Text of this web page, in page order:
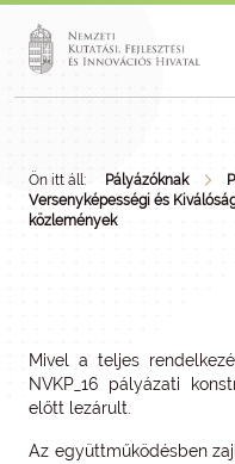
Ön itt áll: Pályázóknak
Versenyképességi és
közlemények
Mivel a teljes
NVKP_16 pályázati
előtt lezárult.
Az együttműködésben